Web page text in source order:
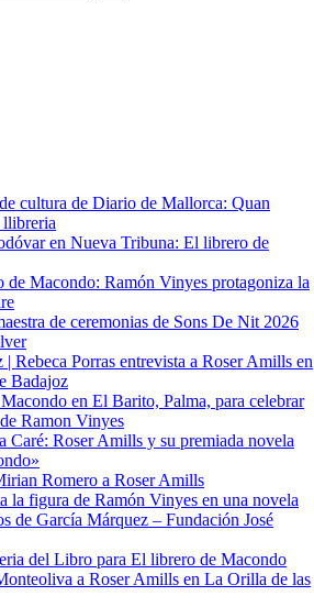
cultura de Diario de Mallorca: Quan
llibreria
en Nueva Tribuna: El librero de
de Macondo: Ramón Vinyes protagoniza la
de ceremonias de Sons De Nit 2026
Rebeca Porras entrevista a Roser Amills en
Badajoz
en El Barito, Palma, para celebrar
Ramon Vinyes
Caré: Roser Amills y su premiada novela
Romero a Roser Amills
la figura de Ramón Vinyes en una novela
de García Márquez – Fundación José
del Libro para El librero de Macondo
a Roser Amills en La Orilla de las